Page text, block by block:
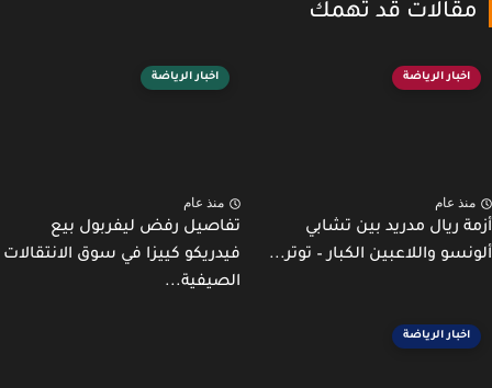
قد تهمك
اخبار الرياضة
عام
ريال مدريد بين تشابي
واللاعبين الكبار – توتر...
اخبار الرياضة
منذ عام
تفاصيل رفض ليفربول بيع
فيدريكو كييزا في سوق الانتقالات
الصيفية...
اخبار الرياضة